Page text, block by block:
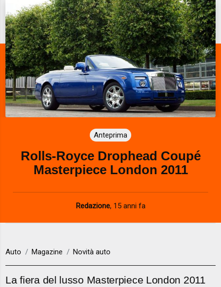
Anteprima
Rolls-Royce Drophead Coupé
Masterpiece London 2011
Redazione, 15 anni fa
Auto Magazine Novità auto
La fiera del lusso Masterpiece London 2011